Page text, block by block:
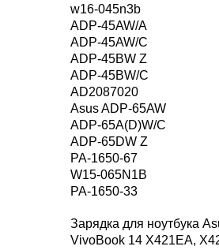
w16-045n3b
ADP-45AW/A
ADP-45AW/C
ADP-45BW Z
ADP-45BW/C
AD2087020
Asus ADP-65AW
ADP-65A(D)W/C
ADP-65DW Z
PA-1650-67
W15-065N1B
PA-1650-33
Зарядка для ноутбука
VivoBook 14 X421EA,